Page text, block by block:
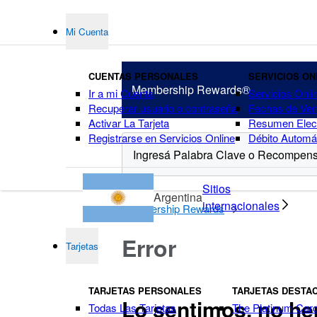
Mi Cuenta
CUENTAS PERSONALES
Ir a mi Cuenta
Recuperar usuario o contraseña
Activar La Tarjeta
Registrarse en Servicios Online
SERVICIOS
Servicios
Fechas de
Resumen
Débito
Argentina
Sitios
internacionales
Tarjetas
TARJETAS PERSONALES
Todas Las Tarjetas
TARJETAS
The Platinum
Membership Rewards®
puntos
Membership Rewards
Error
Lo sentimos, no